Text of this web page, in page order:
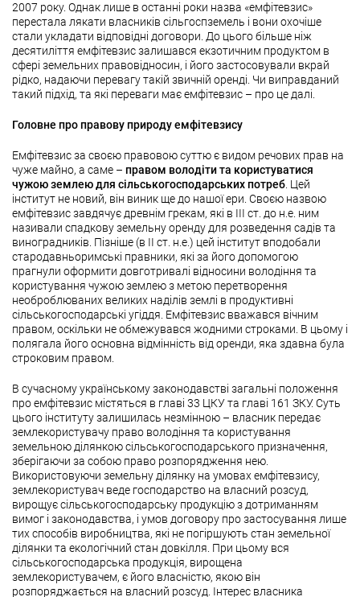
2007 року. Однак лише в останні роки назва «емфітевзис»
перестала лякати власників сільгоспземель і вони охочіше
стали укладати відповідні договори. До цього більше ніж
десятиліття емфітевзис залишався екзотичним продуктом в
сфері земельних правовідносин, і його застосовували вкрай
рідко, надаючи перевагу такій звичній оренді. Чи виправданий
такий підхід, та які переваги має емфітевзис – про це далі.
Головне про правову природу емфітевзису
Емфітевзис за своєю правовою суттю є видом речових прав на
чуже майно, а саме – правом володіти та користуватися
чужою землею для сільськогосподарських потреб . Цей
інститут не новий, він виник ще до нашої ери. Своєю назвою
емфітевзис завдячує древнім грекам, які в ІІІ ст. до н.е. ним
називали спадкову земельну оренду для розведення садів та
виноградників. Пізніше (в ІІ ст. н.е.) цей інститут вподобали
стародавньоримські правники, які за його допомогою
прагнули оформити довготривалі відносини володіння та
користування чужою землею з метою перетворення
необроблюваних великих наділів землі в продуктивні
сільськогосподарські угіддя. Емфітевзис вважався вічним
правом, оскільки не обмежувався жодними строками. В цьому і
полягала його основна відмінність від оренди, яка здавна була
строковим правом.
В сучасному українському законодавстві загальні положення
про емфітевзис містяться в главі 33 ЦКУ та главі 161 ЗКУ. Суть
цього інституту залишилась незмінною – власник передає
землекористувачу право володіння та користування
земельною ділянкою сільськогосподарського призначення,
зберігаючи за собою право розпорядження нею.
Використовуючи земельну ділянку на умовах емфітевзису,
землекористувач веде господарство на власний розсуд,
вирощує сільськогосподарську продукцію з дотриманням
вимог і законодавства, і умов договору про застосування лише
тих способів виробництва, які не погіршують стан земельної
ділянки та екологічний стан довкілля. При цьому вся
сільськогосподарська продукція, вирощена
землекористувачем, є його власністю, якою він
розпоряджається на власний розсуд. Інтерес власника